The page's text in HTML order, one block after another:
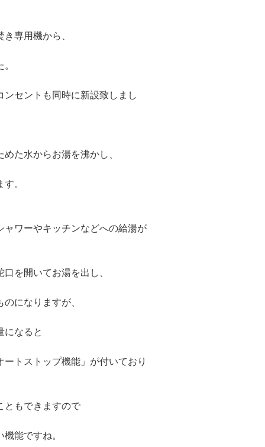
専用機から、
セントも同時に新設致しまし
た水からお湯を沸かし、
。
ワーやキッチンなどへの給湯が
を開いてお湯を出し、
になりますが、
になると
トストップ機能」が付いており
ともできますので
能ですね。